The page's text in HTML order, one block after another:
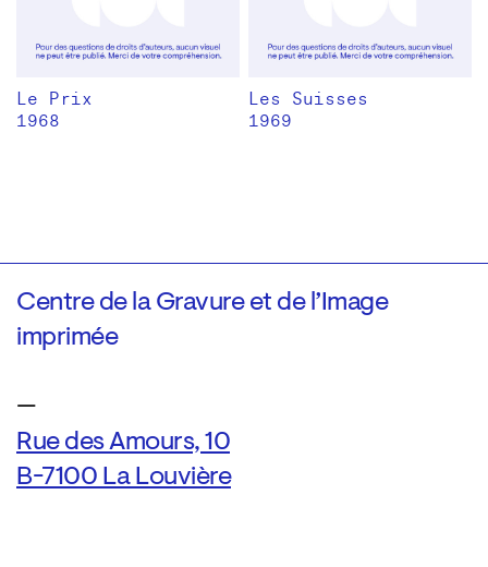
Le Prix
1968
Les Suisses
1969
Centre de la Gravure et de l’Image
imprimée
—
Rue des Amours, 10
B-7100 La Louvière